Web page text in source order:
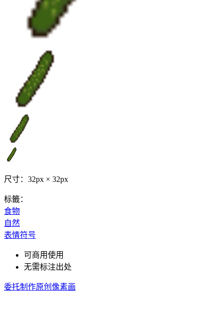
尺寸：32px × 32px
标籤：
食物
自然
表情符号
可商用使用
无需标注出处
委托制作原创像素画